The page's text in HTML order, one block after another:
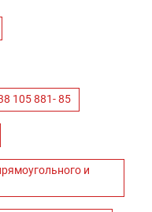
105 881- 85
и